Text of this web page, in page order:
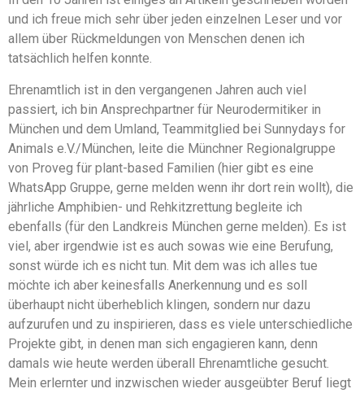
und ich freue mich sehr über jeden einzelnen Leser und vor
allem über Rückmeldungen von Menschen denen ich
tatsächlich helfen konnte.
Ehrenamtlich ist in den vergangenen Jahren auch viel
passiert, ich bin Ansprechpartner für Neurodermitiker in
München und dem Umland, Teammitglied bei Sunnydays for
Animals e.V./München, leite die Münchner Regionalgruppe
von Proveg für plant-based Familien (hier gibt es eine
WhatsApp Gruppe, gerne melden wenn ihr dort rein wollt), die
jährliche Amphibien- und Rehkitzrettung begleite ich
ebenfalls (für den Landkreis München gerne melden). Es ist
viel, aber irgendwie ist es auch sowas wie eine Berufung,
sonst würde ich es nicht tun. Mit dem was ich alles tue
möchte ich aber keinesfalls Anerkennung und es soll
überhaupt nicht überheblich klingen, sondern nur dazu
aufzurufen und zu inspirieren, dass es viele unterschiedliche
Projekte gibt, in denen man sich engagieren kann, denn
damals wie heute werden überall Ehrenamtliche gesucht.
Mein erlernter und inzwischen wieder ausgeübter Beruf liegt